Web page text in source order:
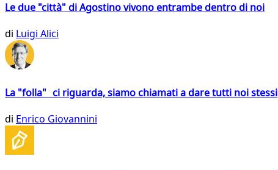
Le due "città" di Agostino vivono entrambe dentro di noi
di Luigi Alici
La "folla" ci riguarda, siamo chiamati a dare tutti noi stessi
di Enrico Giovannini